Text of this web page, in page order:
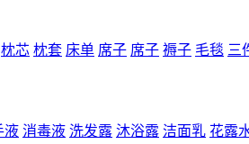
枕芯 枕套 床单 席子 席子 褥子 毛毯 三
液 消毒液 洗发露 沐浴露 洁面乳 花露